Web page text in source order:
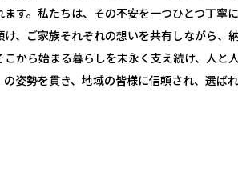
す。私たちは、その不安を一つひとつ丁
、ご家族それぞれの想いを共有しながら
から始まる暮らしを末永く支え続け、人と
姿勢を貫き、地域の皆様に信頼され、選